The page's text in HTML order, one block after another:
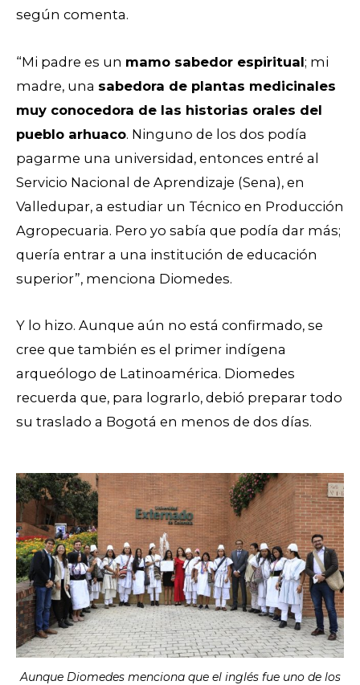
según comenta.
“Mi padre es un mamo sabedor espiritual; mi
madre, una sabedora de plantas medicinales
muy conocedora de las historias orales del
pueblo arhuaco. Ninguno de los dos podía
pagarme una universidad, entonces entré al
Servicio Nacional de Aprendizaje (Sena), en
Valledupar, a estudiar un Técnico en Producción
Agropecuaria. Pero yo sabía que podía dar más;
quería entrar a una institución de educación
superior”, menciona Diomedes.
Y lo hizo. Aunque aún no está confirmado, se
cree que también es el primer indígena
arqueólogo de Latinoamérica. Diomedes
recuerda que, para lograrlo, debió preparar todo
su traslado a Bogotá en menos de dos días.
Aunque Diomedes menciona que el inglés fue uno de los